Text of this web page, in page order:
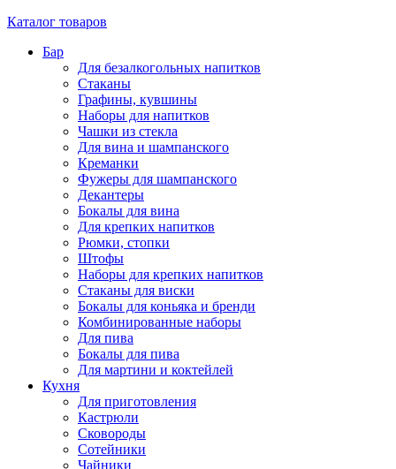
Каталог товаров
Бар
Для безалкогольных напитков
Стаканы
Графины, кувшины
Наборы для напитков
Чашки из стекла
Для вина и шампанского
Креманки
Фужеры для шампанского
Декантеры
Бокалы для вина
Для крепких напитков
Рюмки, стопки
Штофы
Наборы для крепких напитков
Стаканы для виски
Бокалы для коньяка и бренди
Комбинированные наборы
Для пива
Бокалы для пива
Для мартини и коктейлей
Кухня
Для приготовления
Кастрюли
Сковороды
Сотейники
Чайники